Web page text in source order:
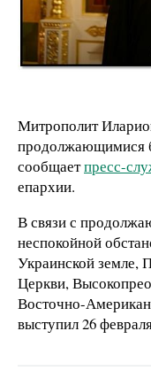
Митрополит
продолжающимися
сообщаетпресс-
епархии.
В связи с
неспокойной
Украинской земле,
Церкви,
Восточно-
выступил 26